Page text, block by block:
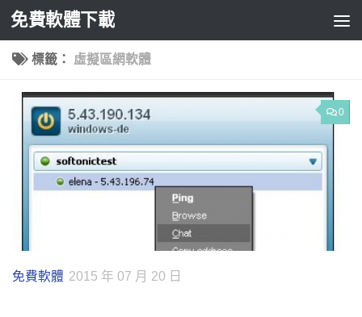
Skip to content
免費軟體下載
標籤： 虛擬區網軟體
0
免費軟體 2015 年 07 月 20 日